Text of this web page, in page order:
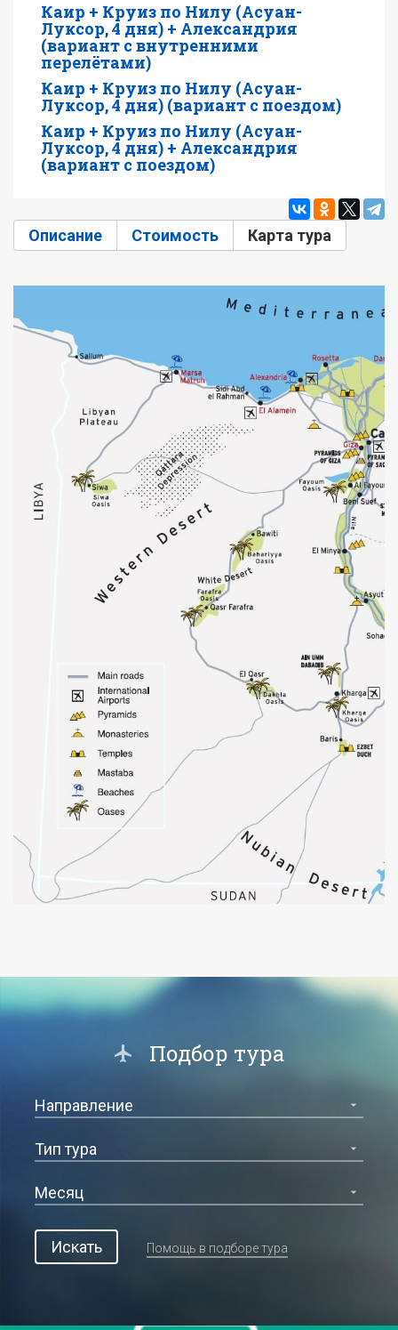
Каир + Круиз по Нилу (Асуан-
Луксор, 4 дня) + Александрия
(вариант с внутренними
перелётами)
Каир + Круиз по Нилу (Асуан-
Луксор, 4 дня) (вариант с поездом)
Каир + Круиз по Нилу (Асуан-
Луксор, 4 дня) + Александрия
(вариант с поездом)
Описание Стоимость Карта тура
Подбор тура
Искать Помощь в подборе тура